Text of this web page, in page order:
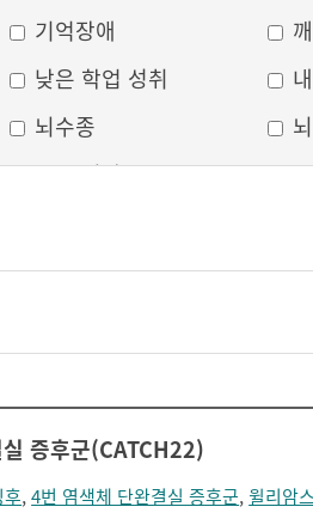
기억장애
낮은 학업 성취
뇌수종
두부 외상
무의식
어지러움
얼굴부종
얼굴이 화끈거림
증후군(CATCH22)
,4번 염색체 단완결실 증후군, 윌리암